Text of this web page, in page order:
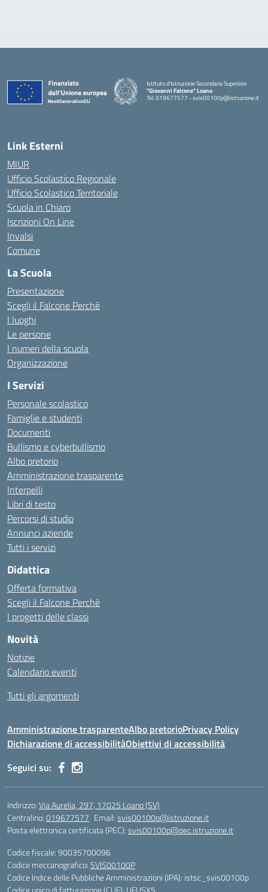
Istituto d'Istruzione Secondaria Superiore
"Giovanni Falcone" Loano
Tel. 019677577 - svis00100p@istruzione.it
Link Esterni
MIUR
Ufficio Scolastico Regionale
Ufficio Scolastico Territoriale
Scuola in Chiaro
Iscrizioni On Line
Invalsi
Comune
La Scuola
Presentazione
Scegli il Falcone Perchè
I luoghi
Le persone
I numeri della scuola
Organizzazione
I Servizi
Personale scolastico
Famiglie e studenti
Documenti
Bullismo e cyberbullismo
Albo pretorio
Amministrazione trasparente
Interpelli
Libri di testo
Percorsi di studio
Annunci aziende
Tutti i servizi
Didattica
Offerta formativa
Scegli il Falcone Perchè
I progetti delle classi
Novità
Notizie
Calendario eventi
Tutti gli argomenti
Amministrazione trasparenteAlbo pretorioPrivacy Policy
Dichiarazione di accessibilitàObiettivi di accessibilità
Seguici su:
Indirizzo:Via Aurelia, 297, 17025 Loano (SV)
Centralino:019677577 Email:svis00100p@istruzione.it
Posta elettronica certificata (PEC):svis00100p@pec.istruzione.it
Codice fiscale: 90035700096
Codice meccanografico:SVIS00100P
Codice Indice delle Pubbliche Amministrazioni (IPA): istsc_svis00100p